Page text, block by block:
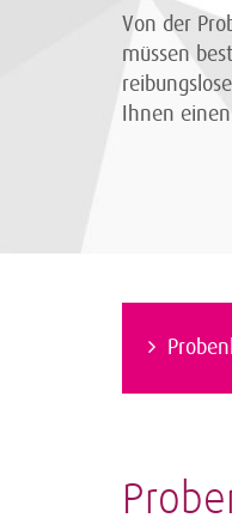
Von der
müssen
Ihnen